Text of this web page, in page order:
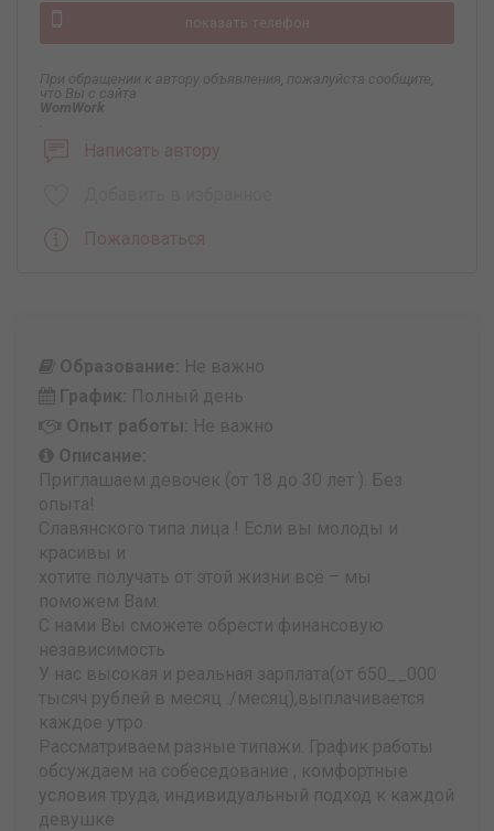
показать телефон
При обращении к автору объявления, пожалуйста сообщите,
что Вы с сайта
WomWork
Написать автору
Пожаловаться
Образование: Не важно
График: Полный день
Опыт работы: Не важно
Описание:
Приглашаем девочек (от 18 до 30 лет ). Без
опыта!
Славянского типа лица ! Если вы молоды и
красивы и
хотите получать от этой жизни всё – мы
поможем Вам.
С нами Вы сможете обрести финансовую
независимость
У нас высокая и реальная зарплата(от 650__000
тысяч рублей в месяц ./месяц),выплачивается
каждое утро.
Рассматриваем разные типажи. График работы
обсуждаем на собеседование , комфортные
условия труда, индивидуальный подход к каждой
девушке